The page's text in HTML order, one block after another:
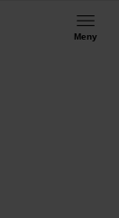
Meny